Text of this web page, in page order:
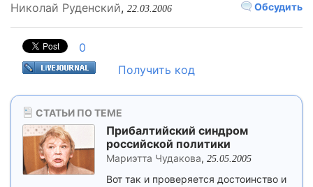
Обсудить
Николай Руденский, 22.03.2006
0
Получить код
СТАТЬИ ПО ТЕМЕ
Прибалтийский синдром
российской политики
Мариэтта Чудакова, 25.05.2005
Вот так и проверяется достоинство и